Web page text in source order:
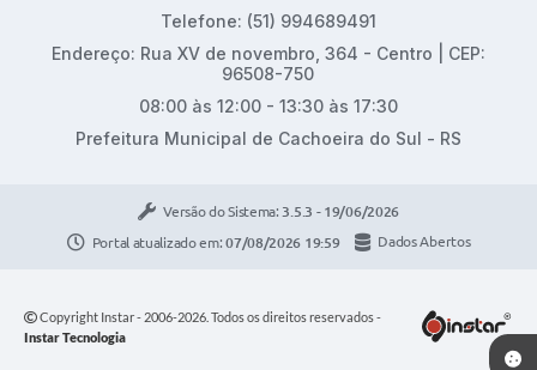
Telefone: (51) 994689491
Endereço: Rua XV de novembro, 364 - Centro | CEP:
96508-750
08:00 às 12:00 - 13:30 às 17:30
Prefeitura Municipal de Cachoeira do Sul - RS
Versão do Sistema: 3.5.3 - 19/06/2026
Portal atualizado em:07/08/2026 19:59 Dados Abertos
Copyright Instar - 2006-2026. Todos os direitos reservados -
Instar Tecnologia